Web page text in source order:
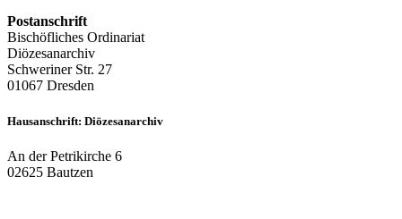
Postanschrift
Bischöfliches Ordinariat
Diözesanarchiv
Schweriner Str. 27
01067 Dresden
Hausanschrift: Diözesanarchiv
An der Petrikirche 6
02625 Bautzen